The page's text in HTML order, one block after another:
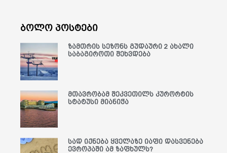
ბოლო პოსტები
ზამთრის სეზონს გუდაური 2 ახალი
საბაგიროთი შეხვდება
მთავრობამ შეკვეთილს კურორტის
სტატუსი მიანიჭა
სად იქნება ყველაზე იაფი დასვენება
ევროპაში ამ ზაფხულს?